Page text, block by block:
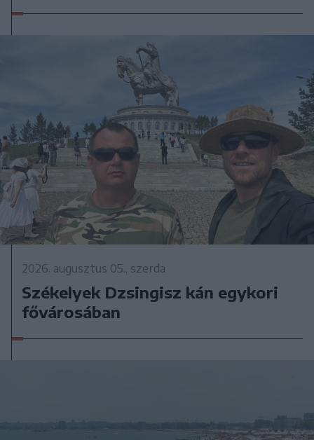
2026. augusztus 05., szerda
Székelyek Dzsingisz kán egykori
fővárosában